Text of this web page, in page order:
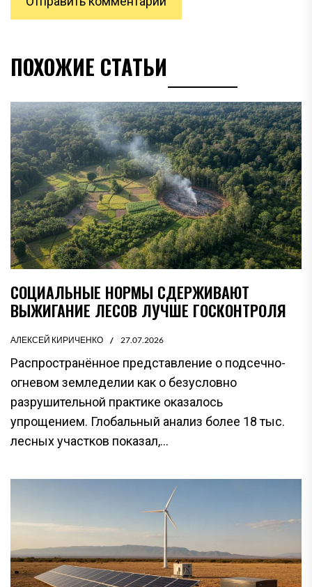
ПОХОЖИЕ СТАТЬИ
СОЦИАЛЬНЫЕ НОРМЫ СДЕРЖИВАЮТ
ВЫЖИГАНИЕ ЛЕСОВ ЛУЧШЕ ГОСКОНТРОЛЯ
АЛЕКСЕЙ КИРИЧЕНКО 27.07.2026
Распространённое представление о подсечно-
огневом земледелии как о безусловно
разрушительной практике оказалось
упрощением. Глобальный анализ более 18 тыс.
лесных участков показал,...